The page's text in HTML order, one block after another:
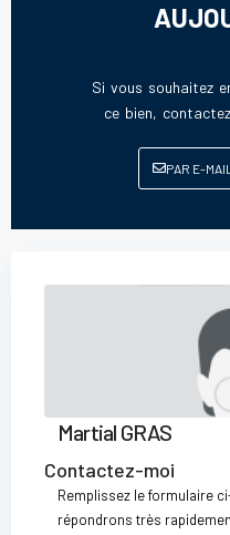
Si vous souhaitez
ce bien,
PAR E-MAIL
Martial GRAS
Contactez-moi
Remplissez le formulaire
répondrons très